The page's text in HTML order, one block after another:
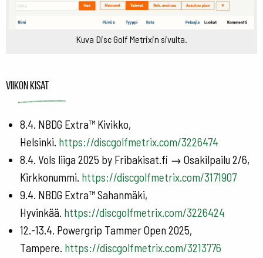
Kuva Disc Golf Metrixin sivulta.
Viikon kisat
8.4. NBDG Extra™ Kivikko,
Helsinki. https://discgolfmetrix.com/3226474
8.4. Vols liiga 2025 by Fribakisat.fi → Osakilpailu 2/6,
Kirkkonummi. https://discgolfmetrix.com/3171907
9.4. NBDG Extra™ Sahanmäki,
Hyvinkää. https://discgolfmetrix.com/3226424
12.-13.4. Powergrip Tammer Open 2025,
Tampere. https://discgolfmetrix.com/3213776